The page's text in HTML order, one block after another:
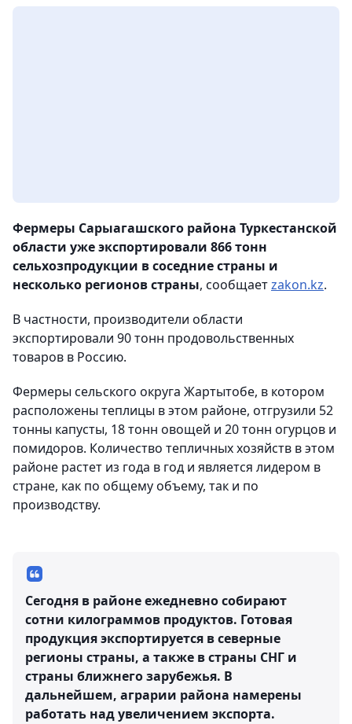
Фермеры Сарыагашского района Туркестанской
области уже экспортировали 866 тонн
сельхозпродукции в соседние страны и
несколько регионов страны, сообщаетzakon.kz.
В частности, производители области
экспортировали 90 тонн продовольственных
товаров в Россию.
Фермеры сельского округа Жартытобе, в котором
расположены теплицы в этом районе, отгрузили 52
тонны капусты, 18 тонн овощей и 20 тонн огурцов и
помидоров. Количество тепличных хозяйств в этом
районе растет из года в год и является лидером в
стране, как по общему объему, так и по
производству.
Сегодня в районе ежедневно собирают
сотни килограммов продуктов. Готовая
продукция экспортируется в северные
регионы страны, а также в страны СНГ и
страны ближнего зарубежья. В
дальнейшем, аграрии района намерены
работать над увеличением экспорта.